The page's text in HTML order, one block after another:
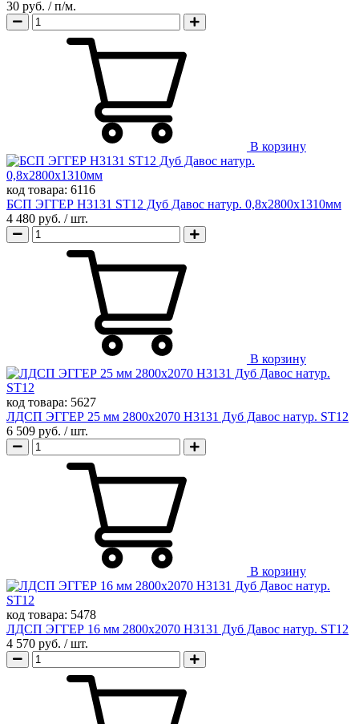
30 руб. / п/м.
В корзину
код товара: 6116
БСП ЭГГЕР H3131 ST12 Дуб Давос натур. 0,8х2800х1310мм
4 480 руб. / шт.
В корзину
код товара: 5627
ЛДСП ЭГГЕР 25 мм 2800х2070 H3131 Дуб Давос натур. ST12
6 509 руб. / шт.
В корзину
код товара: 5478
ЛДСП ЭГГЕР 16 мм 2800х2070 H3131 Дуб Давос натур. ST12
4 570 руб. / шт.